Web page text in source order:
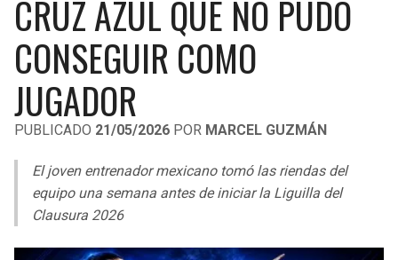
LIGA DE EXPANSIÓN MX
LEAGUES CUP
UEFA EUROPA LEAGUE
UEFA CONFERENCE LEAGUE
MLS
COPA LIBERTADORES
COPA SUDAMERICANA
LIGA BETPLAY
OTRAS LIGAS
RAIDERS
CHARGERS
RAVENS
BENGALS
CAVALIERS
PISTONS
PACERS
BUCKS
CRUZ AZUL QUE NO PUDO
CONSEGUIR COMO
JUGADOR
PUBLICADO 21/05/2026 POR MARCEL GUZMÁN
El joven entrenador mexicano tomó las riendas del
equipo una semana antes de iniciar la Liguilla del
Clausura 2026